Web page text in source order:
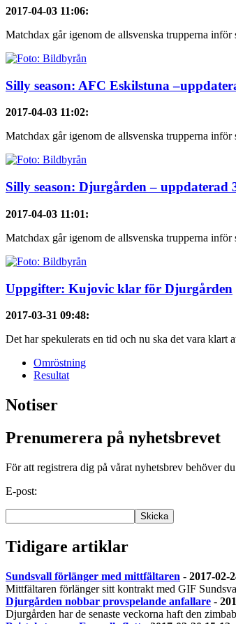
2017-04-03 11:06:
Matchdax går igenom de allsvenska trupperna
Silly season: AFC Eskilstuna
2017-04-03 11:02:
Matchdax går igenom de allsvenska trupperna
Silly season: Djurgården – uppdaterad
2017-04-03 11:01:
Matchdax går igenom de allsvenska trupperna
Uppgifter: Kujovic klar för Djurgården
2017-03-31 09:48:
Det har spekulerats en tid och nu ska det vara klart
Omröstning
Resultat
Notiser
Prenumerera på nyhetsbrevet
För att registrera dig på vårat nyhetsbrev behöver
E-post:
Tidigare artiklar
Sundsvall förlänger med mittfältaren - 2017-02-
Mittfältaren förlänger sitt kontrakt med GIF
Djurgården nobbar provspelande anfallare -
Djurgården har de senaste veckorna haft den